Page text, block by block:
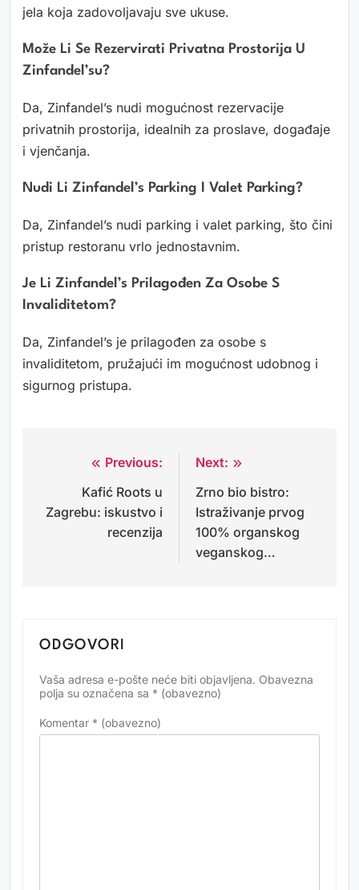
jela koja zadovoljavaju sve ukuse.
Može Li Se Rezervirati Privatna Prostorija U
Zinfandel’su?
Da, Zinfandel’s nudi mogućnost rezervacije
privatnih prostorija, idealnih za proslave, događaje
i vjenčanja.
Nudi Li Zinfandel’s Parking I Valet Parking?
Da, Zinfandel’s nudi parking i valet parking, što čini
pristup restoranu vrlo jednostavnim.
Je Li Zinfandel’s Prilagođen Za Osobe S
Invaliditetom?
Da, Zinfandel’s je prilagođen za osobe s
invaliditetom, pružajući im mogućnost udobnog i
sigurnog pristupa.
Navigacija
objava
Previous:
Kafić Roots u
Zagrebu: iskustvo i
recenzija
Next:
Zrno bio bistro:
Istraživanje prvog
100% organskog
veganskog…
ODGOVORI
Vaša adresa e-pošte neće biti objavljena. Obavezna
polja su označena sa * (obavezno)
Komentar * (obavezno)
Alternative: